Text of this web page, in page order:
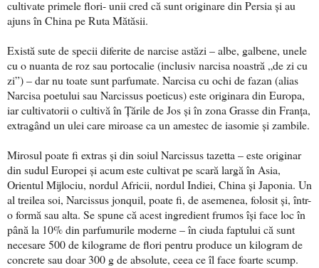
cultivate primele flori- unii cred că sunt originare din Persia și au
ajuns în China pe Ruta Mătăsii.
Există sute de specii diferite de narcise astăzi – albe, galbene, unele
cu o nuanta de roz sau portocalie (inclusiv narcisa noastră „de zi cu
zi”) – dar nu toate sunt parfumate. Narcisa cu ochi de fazan (alias
Narcisa poetului sau Narcissus poeticus) este originara din Europa,
iar cultivatorii o cultivă în Țările de Jos și în zona Grasse din Franța,
extragând un ulei care miroase ca un amestec de iasomie și zambile.
Mirosul poate fi extras și din soiul Narcissus tazetta – este originar
din sudul Europei și acum este cultivat pe scară largă în Asia,
Orientul Mijlociu, nordul Africii, nordul Indiei, China și Japonia. Un
al treilea soi, Narcissus jonquil, poate fi, de asemenea, folosit și, într-
o formă sau alta. Se spune că acest ingredient frumos își face loc în
până la 10% din parfumurile moderne – în ciuda faptului că sunt
necesare 500 de kilograme de flori pentru produce un kilogram de
concrete sau doar 300 g de absolute, ceea ce îl face foarte scump.